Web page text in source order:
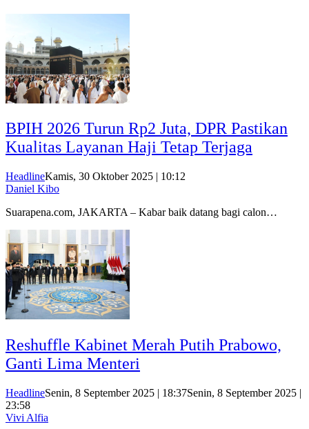
BPIH 2026 Turun Rp2 Juta, DPR Pastikan
Kualitas Layanan Haji Tetap Terjaga
HeadlineKamis, 30 Oktober 2025 | 10:12
Daniel Kibo
Suarapena.com, JAKARTA – Kabar baik datang bagi calon…
Reshuffle Kabinet Merah Putih Prabowo,
Ganti Lima Menteri
HeadlineSenin, 8 September 2025 | 18:37Senin, 8 September 2025 |
23:58
Vivi Alfia